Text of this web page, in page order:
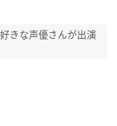
きな声優さんが出演